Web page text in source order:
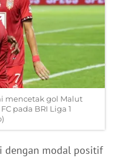
mencetak gol Malut
pada BRI Liga 1
dengan modal positif